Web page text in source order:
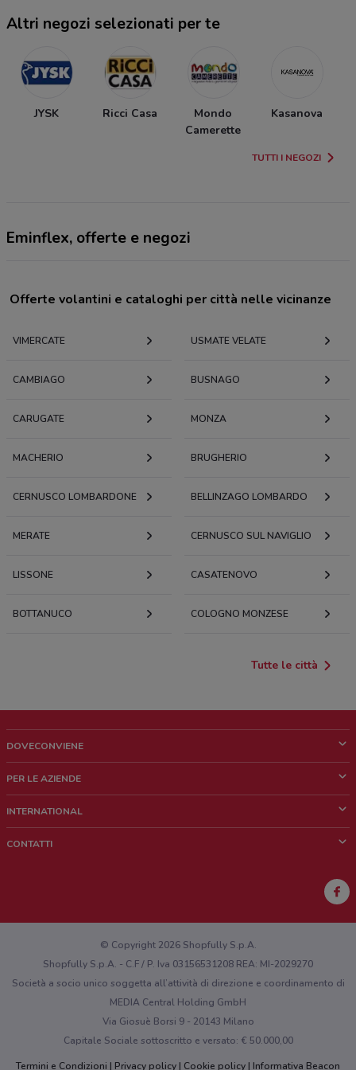
Altri negozi selezionati per te
JYSK Ricci Casa
Mondo
Camerette
Kasanova
TUTTI I NEGOZI
Eminflex, offerte e negozi
Offerte volantini e cataloghi per città nelle vicinanze
VIMERCATE USMATE VELATE
CAMBIAGO BUSNAGO
CARUGATE MONZA
MACHERIO BRUGHERIO
CERNUSCO LOMBARDONE BELLINZAGO LOMBARDO
MERATE CERNUSCO SUL NAVIGLIO
LISSONE CASATENOVO
BOTTANUCO COLOGNO MONZESE
Tutte le città
DOVECONVIENE
Chi siamo
Lavora con noi
PER LE AZIENDE
Richieste commerciali e marketing
INTERNATIONAL
CONTATTI
Hai un malfunzionamento sul web o sull'app?
© Copyright 2026 Shopfully S.p.A.
Shopfully S.p.A. - C.F / P. Iva 03156531208 REA: MI-2029270
Società a socio unico soggetta all’attività di direzione e coordinamento di
MEDIA Central Holding GmbH
Via Giosuè Borsi 9 - 20143 Milano
Capitale Sociale sottoscritto e versato: € 50.000,00
Termini e Condizioni
Privacy policy Cookie policy Informativa Beacon